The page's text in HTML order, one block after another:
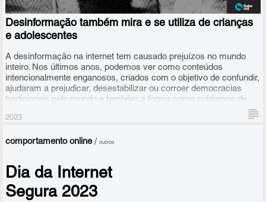
Desinformação também mira e se utiliza de crianças
e adolescentes
A desinformação na internet tem causado prejuízos no mundo
inteiro. Nos últimos anos, podemos ver como conteúdos
intencionalmente enganosos, criados com o objetivo de confundir,
ajudaram a prejudicar, desestabilizar ou corroer democracias
tradicionais pelo mundo e também a forma como cuidamos de
nossa saúde (quem não conhece alguém que tomou um remédio
sem eficácia na pandemia de covid?).
2023
comportamento online/outros
Dia da Internet
Segura 2023